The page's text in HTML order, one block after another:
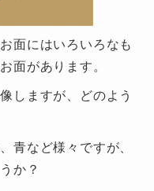
面にはいろいろなも
面があります。
しますが、どのよう
青など様々ですが、
か？